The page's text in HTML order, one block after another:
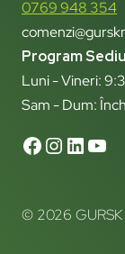
0769 948 354
Program
Luni - Vineri:
Sam - Dum:
© 2026 GURSK